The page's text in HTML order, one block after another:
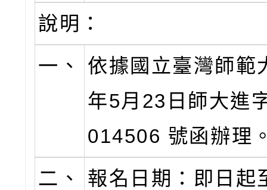
說明：
一、
依據國立臺灣師範
年5月23日師大進
014506 號函辦理
二、
報名日期：即日起